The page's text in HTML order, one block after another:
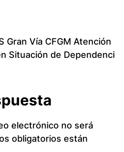
Gran Vía CFGM Atención
Situación de Dependenci
electrónico no será
obligatorios están